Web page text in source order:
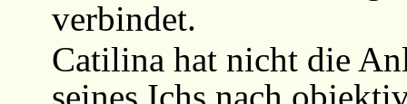
verbindet.
Catilina hat nicht die
seines Ichs nach